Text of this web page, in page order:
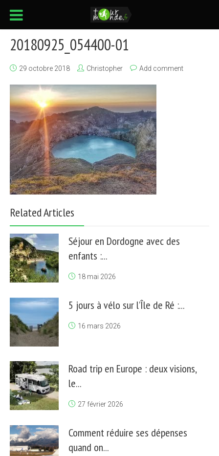
20180925_054400-01
29 octobre 2018 Christopher Add comment
Related Articles
Séjour en Dordogne avec des
enfants :...
18 mai 2026
5 jours à vélo sur l’Île de Ré :...
16 mars 2026
Road trip en Europe : deux visions,
le...
27 février 2026
Comment réduire ses dépenses
quand on...